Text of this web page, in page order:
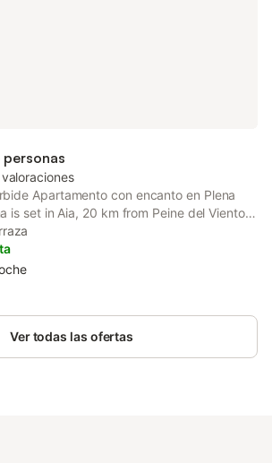
Apartamento con encanto en Plena
is set in Aia, 20 km from Peine del Viento
Monte Igueldo, as well as 22 km from
Ver todas las ofertas